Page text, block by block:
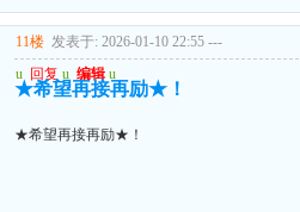
11楼 发表于: 2026-01-10 22:55 ---
u 回复 u 编辑 u
★希望再接再励★！
★希望再接再励★！